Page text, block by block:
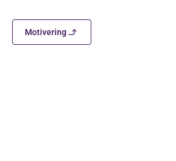
Motivering